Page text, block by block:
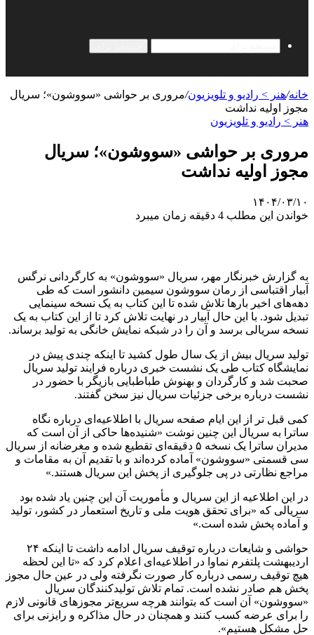
خانه/هنر > رادیو و تلویزیون/مروری بر حواشی «سووشون»؛ سریال
مجوز اولیه نداشت
هنر > رادیو و تلویزیون
مروری بر حواشی «سووشون»؛ سریال
مجوز اولیه نداشت
۱۴۰۴/۰۳/۱۰
خواندن این مطلب 4 دقیقه زمان میبرد
به گزارش خبرنگار مهر، سریال «سووشون» به کارگردانی نرگس
آبیار اقتباسی از رمان سووشون سیمین دانشور است که طی
دهه‌های اخیر بارها تلاش شده تا این کتاب به یک نسخه سینمایی
تبدیل شود. با این حال آبیار در نهایت تلاش کرد تا از این کتاب به یک
نسخه سریالی برسد و آن را در شبکه نمایش خانگی به تولید برساند.
تولید سریال بیش از یک سال طول کشید تا اینکه چندی پیش در
نمایشگاه کتاب طی یک نشست خبری درباره فرایند تولید سریال
صحبت شد و کارگردان و بهنوش طباطبایی بازیگر با حضور در
نشست درباره برخی جزئیات سریال نیز سخن گفتند.
کمی قبل تر از این ایام صفحه سریال با اطلاعیه‌ای درباره نگاه
ساترا
به سریال این چنین نوشت «شنیده‌ها حاکی از آن است که
مدیران ساترا
یک نسخه ۵ دقیقه‌ای تقطیع شده و مغرضانه از سریال
سی قسمتی «سووشون» آماده کرده‌اند و با تقدیم آن به مقامات و
مراجع نظارتی در پی جلوگیری از پخش این سریال هستند.»
در این اطلاعیه از این سریال و مأموریت آن این چنین یاد شده بود
سریالی که «برای تحقق هویت ملی و تاریخ استعمار در کشور، تولید
و آماده پخش شده است.»
حواشی و شایعات درباره توقیف سریال ادامه داشت تا اینکه ۲۴
اردیبهشت پلتفرم نماوا در اطلاعیه‌ای اعلام کرد که «تا این لحظه
هیچ توقیف رسمی درباره کار صورت نگرفته ولی در عین حال مجوز
پخش هم صادر نشده است. تمام تلاش تولیدکنندگان سریال
«سووشون» آن است که بتوانند هرچه سریع‌تر مجوزهای قانونی لازم
را برای عرضه کسب کنند و همچنان در حال مذاکره و رایزنی برای
حل مشکل هستیم».